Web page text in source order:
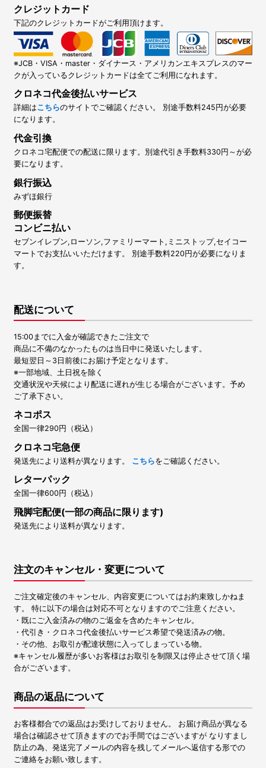
クレジットカード
下記のクレジットカードがご利用頂けます。
※JCB・VISA・master・ダイナース・アメリカンエキスプレスのマー
クが入っているクレジットカードは全てご利用になれます。
クロネコ代金後払いサービス
詳細はこちらのサイトでご確認ください。 別途手数料245円が必要
になります。
代金引換
クロネコ宅配便での配送に限ります。別途代引き手数料330円～が必
要になります。
銀行振込
みずほ銀行
郵便振替
コンビニ払い
セブンイレブン,ローソン,ファミリーマート,ミニストップ,セイコー
マートでお支払いいただけます。 別途手数料220円が必要になりま
す。
配送について
15:00までに入金が確認できたご注文で
商品に不備のなかったものは当日中に発送いたします。
最短翌日～3日前後にお届け予定となります。
※一部地域、土日祝を除く
交通状況や天候により配送に遅れが生じる場合がございます。予め
ご了承下さい。
ネコポス
全国一律290円（税込）
クロネコ宅急便
発送先により送料が異なります。 こちらをご確認ください。
レターパック
全国一律600円（税込）
飛脚宅配便(一部の商品に限ります)
発送先により送料が異なります。
注文のキャンセル・変更について
ご注文確定後のキャンセル、内容変更についてはお約束致しかねま
す。 特に以下の場合は対応不可となりますのでご注意ください。
・既にご入金済みの物のご返金を含めたキャンセル。
・代引き・クロネコ代金後払いサービス希望で発送済みの物。
・その他、お取引が配達状態に入ってしまっている物。
※キャンセル履歴が多いお客様はお取引を制限又は停止させて頂く場
合がございます。
商品の返品について
お客様都合での返品はお受けしておりません。 お届け商品が異なる
場合は確認させて頂きますのでお手間ではございますが なりすまし
防止の為、発送完了メールの内容を残してメールへ返信する形での
ご連絡をお願い致します。